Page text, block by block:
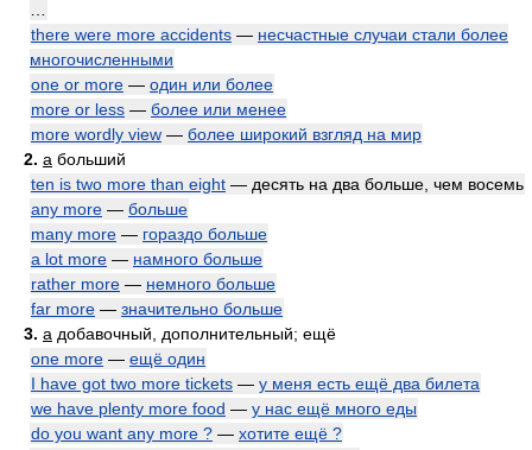
there were more accidents — несчастные случаи стали более
многочисленными
one or more — один или более
more or less — более или менее
more wordly view — более широкий взгляд на мир
2. a больший
ten is two more than eight — десять на два больше, чем восемь
any more — больше
many more — гораздо больше
a lot more — намного больше
rather more — немного больше
far more — значительно больше
3. a добавочный, дополнительный; ещё
one more — ещё один
I have got two more tickets — у меня есть ещё два билета
we have plenty more food — у нас ещё много еды
do you want any more ? — хотите ещё ?